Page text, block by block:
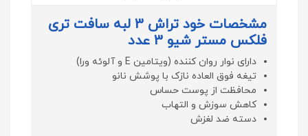
مشخصات خود تراش 3 لبه سافت تری
فلکس مستر شیو 3 عدد
دارای نوار روان کننده (ویتامین E و آلوئه ورا)
تیغه فوق العاده نازک با پوشش نانو
محافظت از پوست حساس
کاهش سوزش و التهاب
دسته ضد لغزش